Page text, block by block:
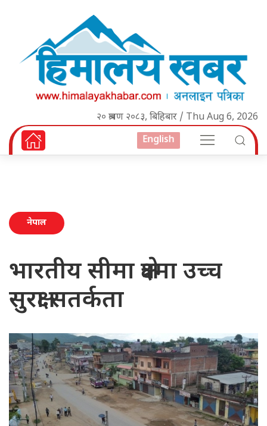
२० श्रावण २०८३, बिहिबार / Thu Aug 6, 2026
English
नेपाल
भारतीय सीमा क्षेत्रमा उच्च
सुरक्षा सतर्कता